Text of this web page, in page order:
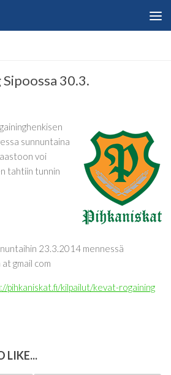
30.3.
sunnuntaina
voi
tahtiin tunnin
23.3.2014 mennessä
gmail com
pihkaniskat.fi/kilpailut/kevat-rogaining
LIKE...